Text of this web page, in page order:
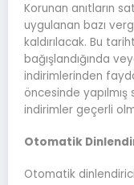
Korunan anıtların
uygulanan bazı
kaldırılacak. Bu
bağışlandığında
indirimlerinden
öncesinde
indirimler geçerli
Otomatik
Otomatik